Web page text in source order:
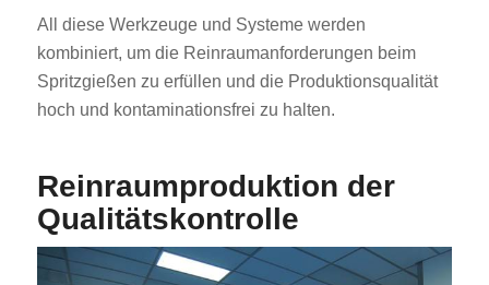
All diese Werkzeuge und Systeme werden
kombiniert, um die Reinraumanforderungen beim
Spritzgießen zu erfüllen und die Produktionsqualität
hoch und kontaminationsfrei zu halten.
Reinraumproduktion der
Qualitätskontrolle